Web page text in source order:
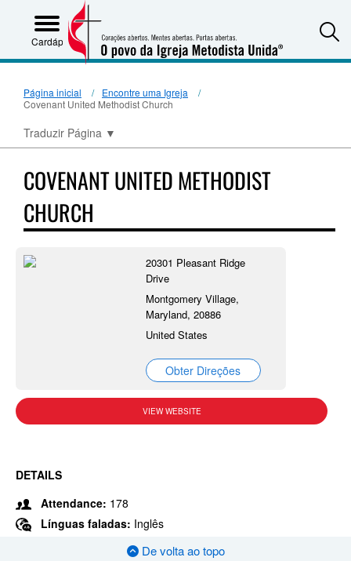
Cardápio
Página inicial
Encontre uma Igreja
Covenant United Methodist Church
Traduzir Página ▼
COVENANT UNITED METHODIST
CHURCH
20301 Pleasant Ridge
Drive
Montgomery Village,
Maryland, 20886
United States
Obter Direções
VIEW WEBSITE
DETAILS
Attendance: 178
Línguas faladas: Inglês
De volta ao topo